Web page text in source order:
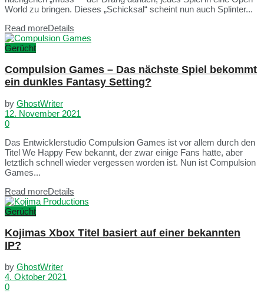
World zu bringen. Dieses „Schicksal“ scheint nun auch Splinter...
Read moreDetails
Gerücht
Compulsion Games – Das nächste Spiel bekommt
ein dunkles Fantasy Setting?
by GhostWriter
12. November 2021
0
Das Entwicklerstudio Compulsion Games ist vor allem durch den
Titel We Happy Few bekannt, der zwar einige Fans hatte, aber
letztlich schnell wieder vergessen worden ist. Nun ist Compulsion
Games...
Read moreDetails
Gerücht
Kojimas Xbox Titel basiert auf einer bekannten
IP?
by GhostWriter
4. Oktober 2021
0